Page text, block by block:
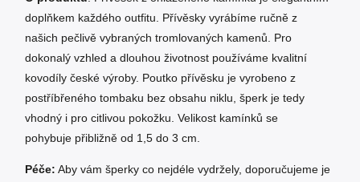
doplňkem každého outfitu. Přívěsky vyrábíme ručně z
našich pečlivě vybraných tromlovaných kamenů. Pro
dokonalý vzhled a dlouhou životnost používáme kvalitní
kovodíly české výroby. Poutko přívěsku je vyrobeno z
postříbřeného tombaku bez obsahu niklu, šperk je tedy
vhodný i pro citlivou pokožku. Velikost kamínků se
pohybuje přibližně od 1,5 do 3 cm.
Péče: Aby vám šperky co nejdéle vydržely, doporučujeme je